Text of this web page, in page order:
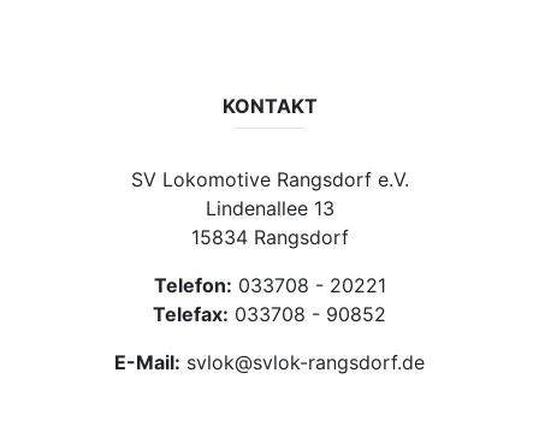
KONTAKT
SV Lokomotive Rangsdorf e.V.
Lindenallee 13
15834 Rangsdorf
Telefon: 033708 - 20221
Telefax: 033708 - 90852
E-Mail: svlok@svlok-rangsdorf.de